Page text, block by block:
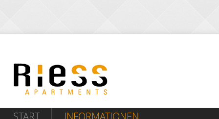
START
INFORMATIONEN